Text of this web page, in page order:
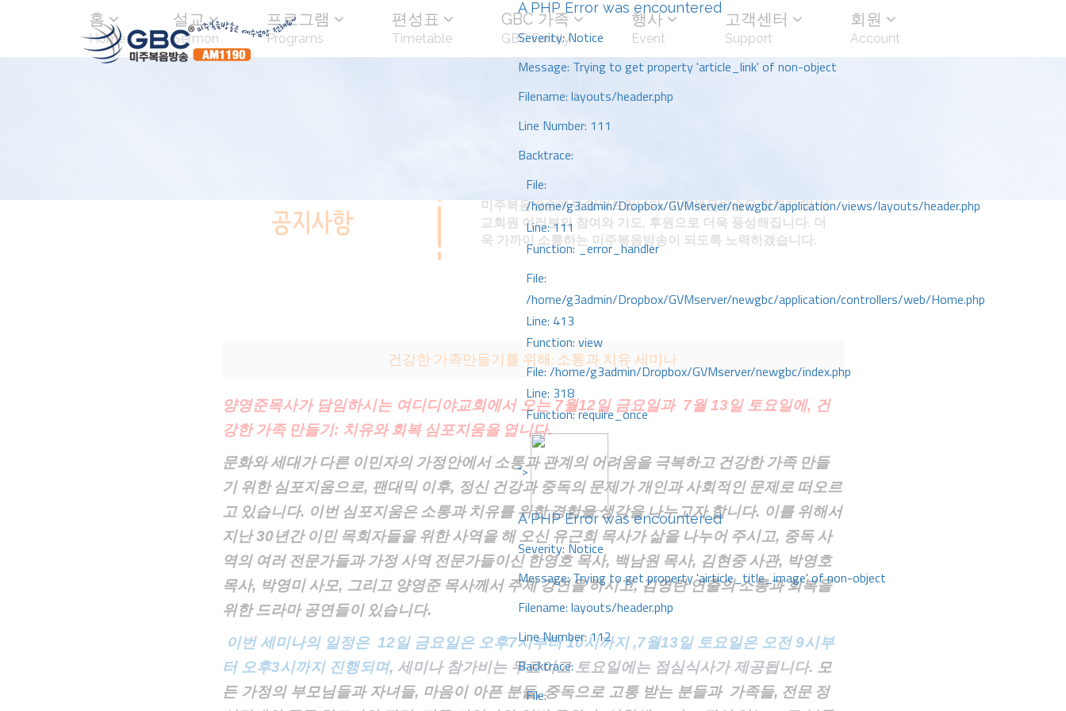
A PHP Error was encountered
Severity: Notice
Message: Trying to get property 'article_link' of non-object
Filename: layouts/header.php
Line Number: 111
Backtrace:
File:
/home/g3admin/Dropbox/GVMserver/newgbc/application/views/layouts/header.php
Line: 111
Function: _error_handler
File:
/home/g3admin/Dropbox/GVMserver/newgbc/application/controllers/web/Home.php
Line: 413
Function: view
File: /home/g3admin/Dropbox/GVMserver/newgbc/index.php
Line: 318
Function: require_once
">
A PHP Error was encountered
Severity: Notice
Message: Trying to get property 'airticle_title_image' of non-object
Filename: layouts/header.php
Line Number: 112
Backtrace:
File:
홈
Home
설교
Sermon
프로그램
Programs
편성표
Timetable
GBC 가족
GBC Family
행사
Event
고객센터
Support
회원
Account
미주복음방송에서 알려드립니다. 미주복음방송은 청취자 및 선
교회원 여러분의 참여와 기도, 후원으로 더욱 풍성해집니다. 더
욱 가까이 소통하는 미주복음방송이 되도록 노력하겠습니다.
건강한 가족만들기를 위해: 소통과 치유 세미나
양영준목사가 담임하시는 여디디야교회에서 오는 7월12일 금요일과 7월 13일 토요일에, 건
강한 가족 만들기: 치유와 회복 심포지움을 엽니다.
문화와 세대가 다른 이민자의 가정안에서 소통과 관계의 어려움을 극복하고 건강한 가족 만들
기 위한 심포지움으로, 팬대믹 이후, 정신 건강과 중독의 문제가 개인과 사회적인 문제로 떠오르
고 있습니다. 이번 심포지움은 소통과 치유를 위한경험을생각을 나누고자 합니다. 이를 위해서
지난30년간 이민 목회자들을 위한 사역을 해 오신 유근희 목사가 삶을 나누어 주시고, 중독 사
역의 여러 전문가들과 가정 사역 전문가들이신 한영호 목사, 백남원 목사, 김현중 사관, 박영호
목사, 박영미 사모, 그리고 양영준 목사께서 주제 강연을 하시고,김영란연출의소통과회복을
위한 드라마 공연들이 있습니다.
이번 세미나의 일정은 12일 금요일은 오후7시부터 10시까지 ,7월13일 토요일은 오전 9시부
터 오후3시까지 진행되며, 세미나 참가비는 무료이고 토요일에는 점심식사가 제공됩니다. 모
든 가정의 부모님들과 자녀들, 마음이 아픈 분들, 중독으로 고통 받는 분들과 가족들, 전문 정